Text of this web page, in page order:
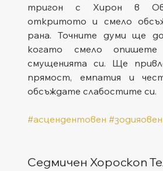
тригон с Хирон в
откритото и смело
рана. Точните думи ще
когато смело
смущенията си. Ще
прямост, емпатия и
обсъждате слабостите си.
#асцендентовен #зодияовен
Седмичен Хороскоп